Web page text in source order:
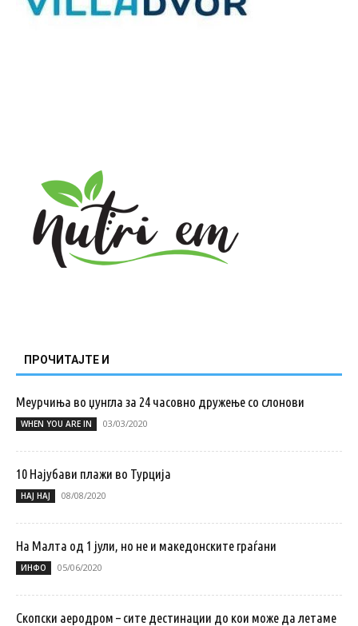
ПРОЧИТАЈТЕ И
Меурчиња во џунгла за 24 часовно дружење со слонови
WHEN YOU ARE IN 03/03/2020
10 Најубави плажи во Турција
НАЈ НАЈ 08/08/2020
На Малта од 1 јули, но не и македонските граѓани
ИНФО 05/06/2020
Скопски аеродром – сите дестинации до кои може да летаме